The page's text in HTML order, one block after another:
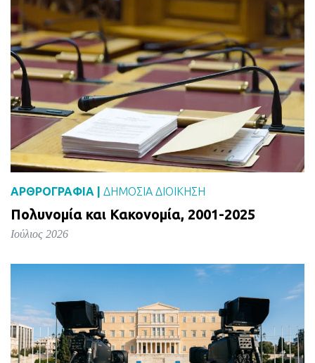
ΑΡΘΡΟΓΡΑΦΙΑ | ΔΗΜΌΣΙΑ ΔΙΟΊΚΗΣΗ
Πολυνομία και Κακονομία, 2001-2025
Ιούλιος 2026